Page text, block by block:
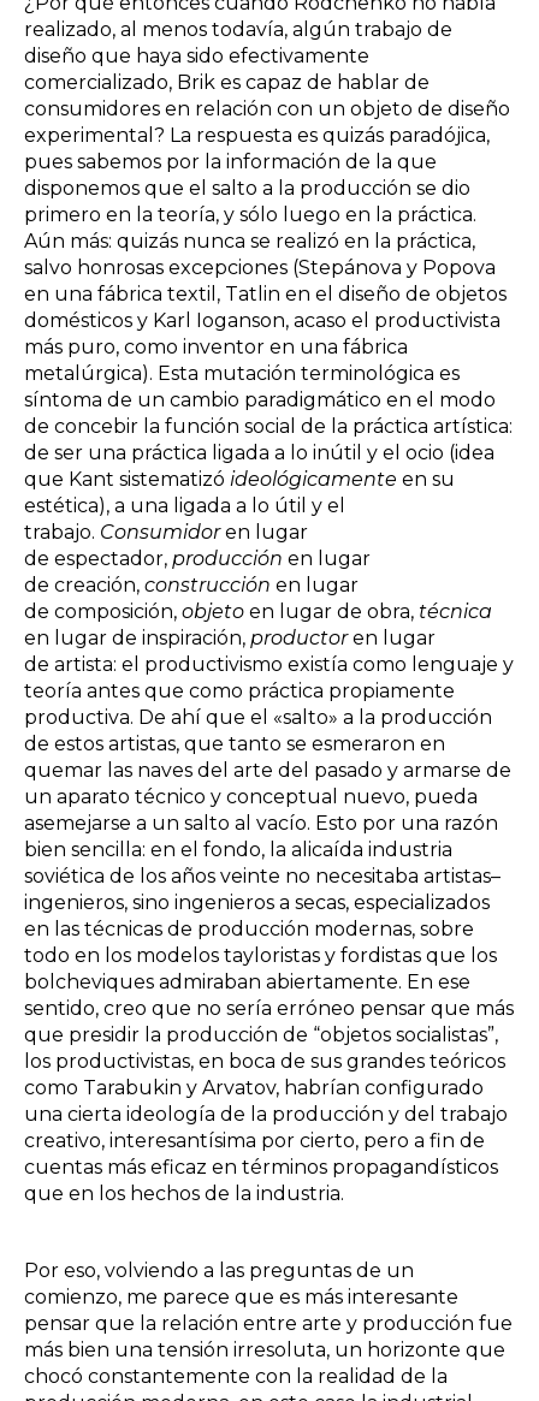
realizado, al menos todavía, algún trabajo de
diseño que haya sido efectivamente
comercializado, Brik es capaz de hablar de
consumidores en relación con un objeto de diseño
experimental? La respuesta es quizás paradójica,
pues sabemos por la información de la que
disponemos que el salto a la producción se dio
primero en la teoría, y sólo luego en la práctica.
Aún más: quizás nunca se realizó en la práctica,
salvo honrosas excepciones (Stepánova y Popova
en una fábrica textil, Tatlin en el diseño de objetos
domésticos y Karl Ioganson, acaso el productivista
más puro, como inventor en una fábrica
metalúrgica). Esta mutación terminológica es
síntoma de un cambio paradigmático en el modo
de concebir la función social de la práctica artística:
de ser una práctica ligada a lo inútil y el ocio (idea
que Kant sistematizó ideológicamente en su
estética), a una ligada a lo útil y el
trabajo. Consumidoren lugar
de espectador, producción en lugar
de creación, construcción en lugar
de composición, objeto en lugar de obra, técnica
en lugar de inspiración, productoren lugar
de artista: el productivismo existía como lenguaje y
teoría antes que como práctica propiamente
productiva. De ahí que el «salto» a la producción
de estos artistas, que tanto se esmeraron en
quemar las naves del arte del pasado y armarse de
un aparato técnico y conceptual nuevo, pueda
asemejarse a un salto al vacío. Esto por una razón
bien sencilla: en el fondo, la alicaída industria
soviética de los años veinte no necesitaba artistas–
ingenieros, sino ingenieros a secas, especializados
en las técnicas de producción modernas, sobre
todo en los modelos tayloristas y fordistas que los
bolcheviques admiraban abiertamente. En ese
sentido, creo que no sería erróneo pensar que más
que presidir la producción de “objetos socialistas”,
los productivistas, en boca de sus grandes teóricos
como Tarabukin y Arvatov, habrían configurado
una cierta ideología de la producción y del trabajo
creativo, interesantísima por cierto, pero a fin de
cuentas más eficaz en términos propagandísticos
que en los hechos de la industria.
Por eso, volviendo a las preguntas de un
comienzo, me parece que es más interesante
pensar que la relación entre arte y producción fue
más bien una tensión irresoluta, un horizonte que
chocó constantemente con la realidad de la